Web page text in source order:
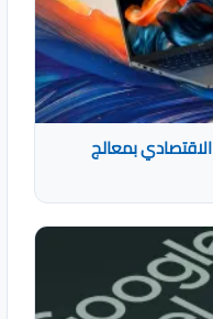
ايسر تطلق حاسوب Acer Swift Go الاقتصادي بمعالج